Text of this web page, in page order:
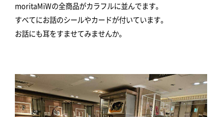
moritaMiWの全商品がカラフルに並んでます。
すべてにお話のシールやカードが付いています。
お話にも耳をすませてみませんか。